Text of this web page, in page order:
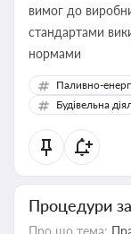
вимог до
стандартами
нормами
Паливно-
Будівельна
Процедури
Про що тема: